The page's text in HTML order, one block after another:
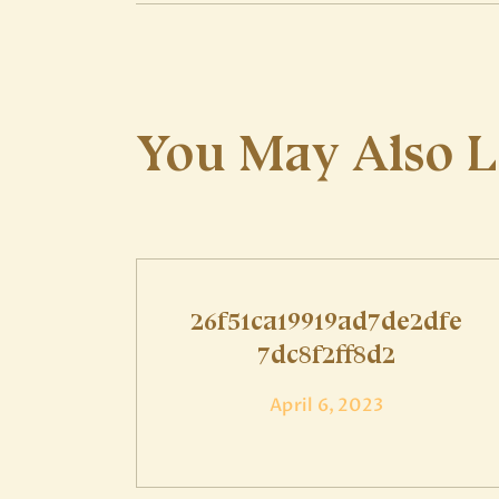
You May Also
26f51ca19919ad7de2dfe
7dc8f2ff8d2
April 6, 2023